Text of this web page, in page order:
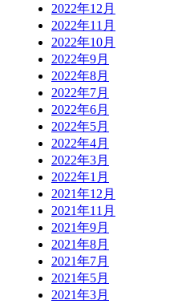
2022年12月
2022年11月
2022年10月
2022年9月
2022年8月
2022年7月
2022年6月
2022年5月
2022年4月
2022年3月
2022年1月
2021年12月
2021年11月
2021年9月
2021年8月
2021年7月
2021年5月
2021年3月